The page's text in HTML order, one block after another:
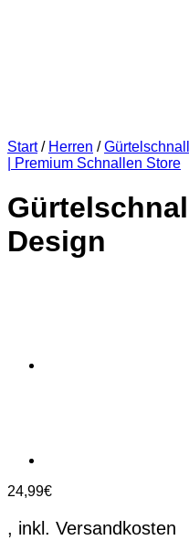
Start / Herren /
| Premium Schnallen Store
Design
24,99€